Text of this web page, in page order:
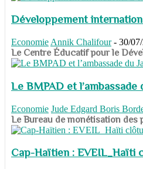
Développement
Economie Annik Chalifour - 30/
​​​​​​​Le Centre Éducatif pour le
Le BMPAD et
Economie Jude Edgard Boris
​​​​​​​Le Bureau de monétisation des
Cap-Haïtien : EVEIL_Haïti